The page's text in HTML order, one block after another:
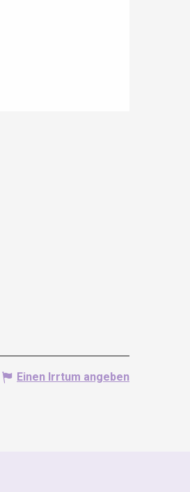
Einen Irrtum angeben